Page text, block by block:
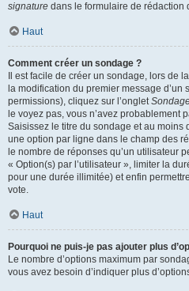
signature dans le formulaire de rédaction
Haut
Comment créer un sondage ?
Il est facile de créer un sondage, lors de
la modification du premier message d’un
permissions), cliquez sur l’onglet
le voyez pas, vous n’avez probablement
Saisissez le titre du sondage et au moins
une option par ligne dans le champ des
le nombre de réponses qu’un utilisateur
« Option(s) par l’utilisateur », limiter la
pour une durée illimitée) et enfin
vote.
Haut
Pourquoi ne puis-je pas ajouter plus
Le nombre d’options maximum par
vous avez besoin d’indiquer plus